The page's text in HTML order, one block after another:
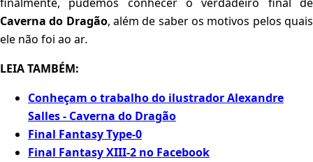
Caverna do Dragão, além de saber os motivos pelos quais
ele não foi ao ar.
LEIA TAMBÉM:
Conheçam o trabalho do ilustrador Alexandre
Salles - Caverna do Dragão
Final Fantasy Type-0
Final Fantasy XIII-2 no Facebook